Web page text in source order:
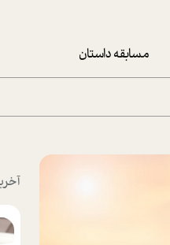
مسابقه داستان